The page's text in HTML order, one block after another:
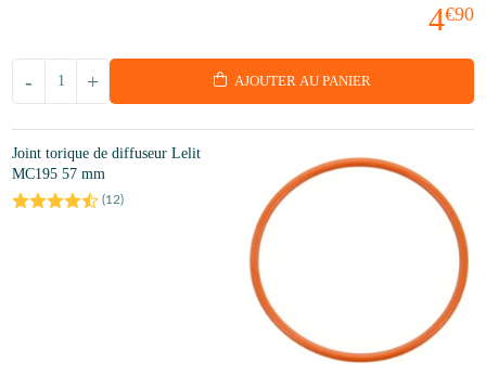
4€90
+
- AJOUTER AU PANIER
Joint torique de diffuseur Lelit
MC195 57 mm
(12)